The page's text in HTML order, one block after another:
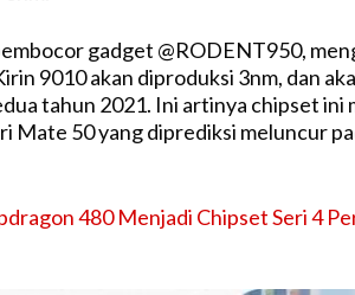
gadget @RODENT950,
9010 akan diproduksi 3nm, dan
tahun 2021. Ini artinya chipset ini
Mate 50 yang diprediksi meluncur
480 Menjadi Chipset Seri 4